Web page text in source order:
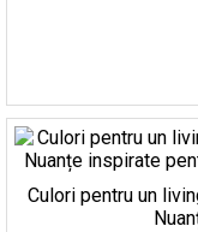
Culori pentru un